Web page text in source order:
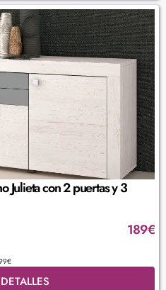
Julieta con 2 puertas y 3
189€